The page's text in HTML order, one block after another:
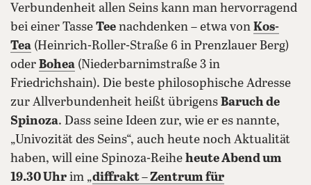
Verbundenheit allen Seins kann man hervorragend
bei einer Tasse Tee nachdenken – etwa von Kos-
Tea (Heinrich-Roller-Straße 6 in Prenzlauer Berg)
oder Bohea (Niederbarnimstraße 3 in
Friedrichshain). Die beste philosophische Adresse
zur Allverbundenheit heißt übrigens Baruch de
Spinoza. Dass seine Ideen zur, wie er es nannte,
„Univozität des Seins“, auch heute noch Aktualität
haben, will eine Spinoza-Reihe heute Abend um
19.30 Uhr im „diffrakt – Zentrum für